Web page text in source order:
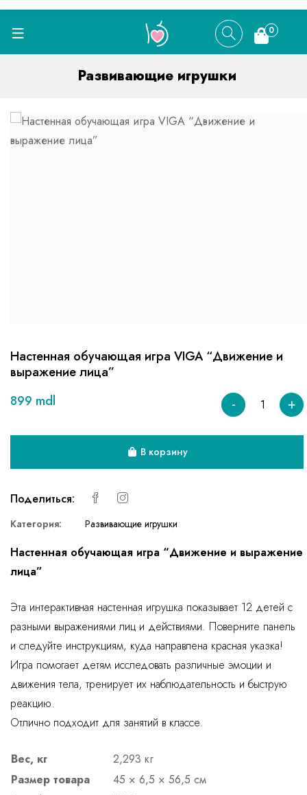
0
Развивающие игрушки
Настенная обучающая игра VIGA “Движение и
выражение лица”
899 mdl
- +
В корзину
Поделиться:
Категория: Развивающие игрушки
Настенная обучающая игра “Движение и выражение
лица”
Эта интерактивная настенная игрушка показывает 12 детей с
разными выражениями лиц и действиями. Поверните панель
и следуйте инструкциям, куда направлена красная указка!
Игра помогает детям исследовать различные эмоции и
движения тела, тренирует их наблюдательность и быструю
реакцию.
Отлично подходит для занятий в классе.
Вес, кг
2,293 кг
Размер товара
45 × 6,5 × 56,5 см